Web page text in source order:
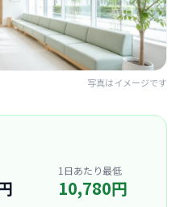
写真はイメージです
1日あたり最低
10,780円